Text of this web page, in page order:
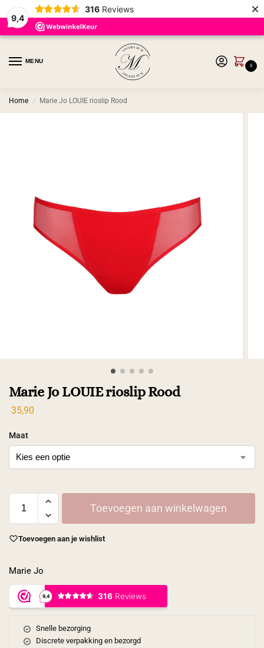
9,4
316 Reviews ×
MENU
0
Home / Marie Jo LOUIE rioslip Rood
Marie Jo LOUIE rioslip Rood
35,90
Maat
Toevoegen aan winkelwagen
Toevoegen aan je wishlist
Marie Jo
Snelle bezorging
Discrete verpakking en bezorgd